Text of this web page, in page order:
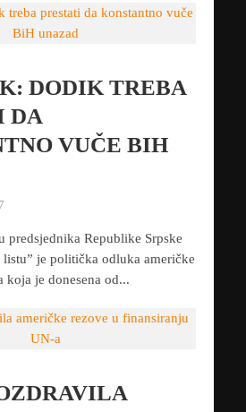
DODIK TREBA
DA
VUČE BIH
predsjednika Republike Srpske
listu” je politička odluka američke
koja je donesena od...